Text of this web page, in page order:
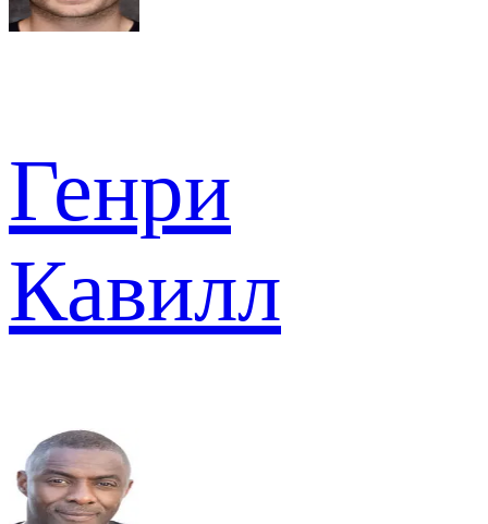
Генри
Кавилл